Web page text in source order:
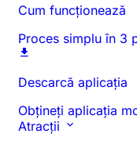
Cum funcționează
Proces simplu în 3
Descarcă aplicația
Obțineți aplicația
Atracții